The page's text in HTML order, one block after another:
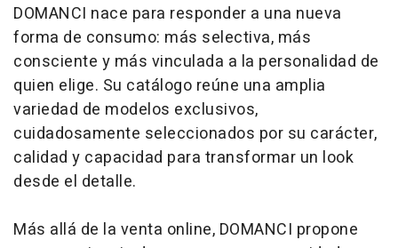
DOMANCI nace para responder a una nueva
forma de consumo: más selectiva, más
consciente y más vinculada a la personalidad de
quien elige. Su catálogo reúne una amplia
variedad de modelos exclusivos,
cuidadosamente seleccionados por su carácter,
calidad y capacidad para transformar un look
desde el detalle.
Más allá de la venta online, DOMANCI propone